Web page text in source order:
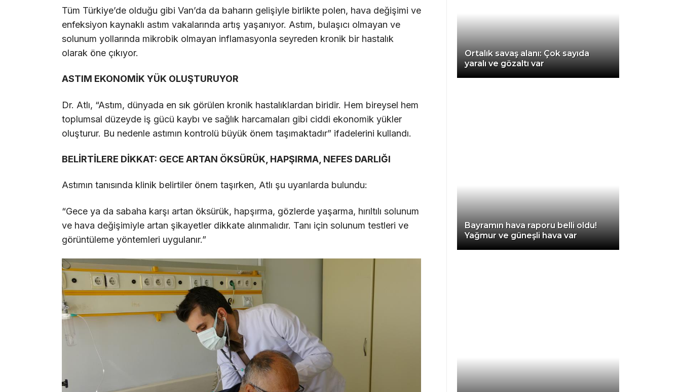
Magazin
Politika
Dünya
Instagram
Tüm Türkiye’de olduğu gibi Van’da da baharın gelişiyle birlikte polen, hava değişimi ve
enfeksiyon kaynaklı astım vakalarında artış yaşanıyor. Astım, bulaşıcı olmayan ve
solunum yollarında mikrobik olmayan inflamasyonla seyreden kronik bir hastalık
olarak öne çıkıyor.
ASTIM EKONOMİK YÜK OLUŞTURUYOR
Dr. Atlı, “Astım, dünyada en sık görülen kronik hastalıklardan biridir. Hem bireysel hem
toplumsal düzeyde iş gücü kaybı ve sağlık harcamaları gibi ciddi ekonomik yükler
oluşturur. Bu nedenle astımın kontrolü büyük önem taşımaktadır” ifadelerini kullandı.
BELİRTİLERE DİKKAT: GECE ARTAN ÖKSÜRÜK, HAPŞIRMA, NEFES DARLIĞI
Astımın tanısında klinik belirtiler önem taşırken, Atlı şu uyarılarda bulundu:
“Gece ya da sabaha karşı artan öksürük, hapşırma, gözlerde yaşarma, hırıltılı solunum
ve hava değişimiyle artan şikayetler dikkate alınmalıdır. Tanı için solunum testleri ve
görüntüleme yöntemleri uygulanır.”
Ortalık savaş alanı: Çok sayıda
yaralı ve gözaltı var
Bayramın hava raporu belli oldu!
Yağmur ve güneşli hava var